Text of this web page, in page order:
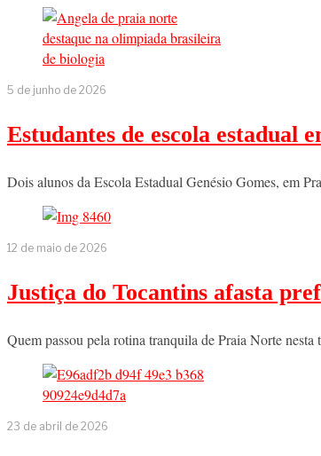
5 de junho de 2026
Estudantes de escola estadual
Dois alunos da Escola Estadual Genésio Gomes, em
12 de maio de 2026
Justiça do Tocantins afasta
Quem passou pela rotina tranquila de Praia Norte
23 de abril de 2026